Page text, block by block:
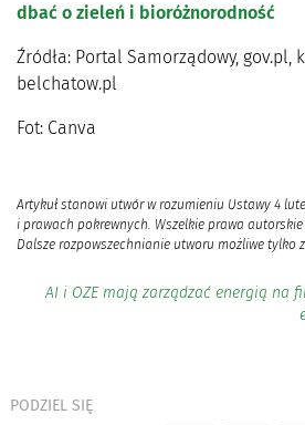
dbać o zieleń i bioróżnorodność
Źródła: Portal Samorządowy, gov.pl,
belchatow.pl
Fot: Canva
Artykuł stanowi utwór w rozumieniu Ustawy 4
i prawach pokrewnych. Wszelkie prawa
Dalsze rozpowszechnianie utworu możliwe tylko
AI i OZE mają zarządzać energią na
PODZIEL SIĘ